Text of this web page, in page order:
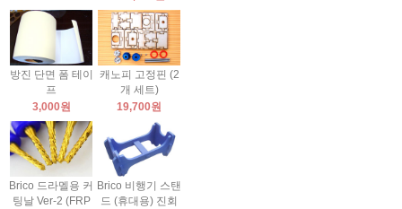
방진 단면 폼 테이
프
3,000원
캐노피 고정핀 (2
개 세트)
19,700원
Brico 드라멜용 커
팅날 Ver-2 (FRP
Brico 비행기 스탠
드 (휴대용) 진회